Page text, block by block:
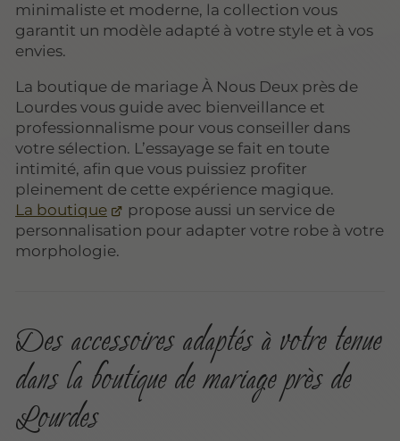
minimaliste et moderne, la collection vous
garantit un modèle adapté à votre style et à vos
envies.
La boutique de mariage À Nous Deux près de
Lourdes vous guide avec bienveillance et
professionnalisme pour vous conseiller dans
votre sélection. L’essayage se fait en toute
intimité, afin que vous puissiez profiter
pleinement de cette expérience magique.
La boutique
propose aussi un service de
personnalisation pour adapter votre robe à votre
morphologie.
Des accessoires adaptés à votre tenue
dans la boutique de mariage près de
Lourdes